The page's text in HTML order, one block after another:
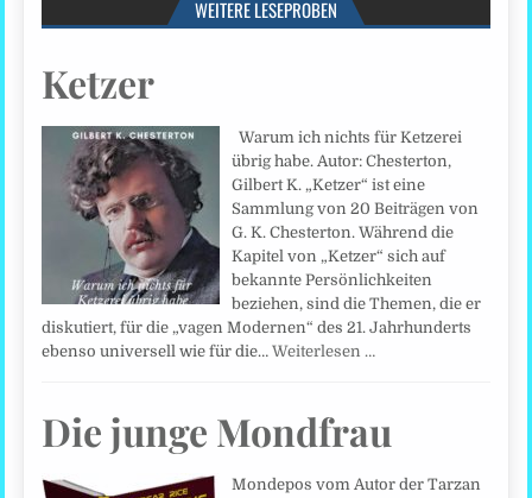
WEITERE LESEPROBEN
Ketzer
Warum ich nichts für Ketzerei
übrig habe. Autor: Chesterton,
Gilbert K. „Ketzer“ ist eine
Sammlung von 20 Beiträgen von
G. K. Chesterton. Während die
Kapitel von „Ketzer“ sich auf
bekannte Persönlichkeiten
beziehen, sind die Themen, die er
diskutiert, für die „vagen Modernen“ des 21. Jahrhunderts
ebenso universell wie für die…Weiterlesen …
Die junge Mondfrau
Mondepos vom Autor der Tarzan